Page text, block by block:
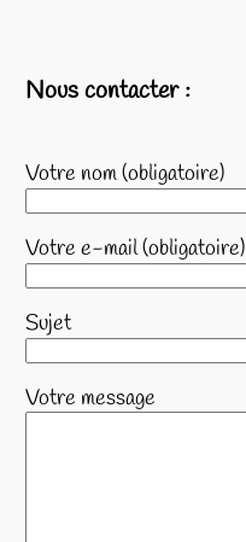
Nous contacter :
Votre nom (obligatoire)
Votre e-mail (obligatoire)
Sujet
Votre message